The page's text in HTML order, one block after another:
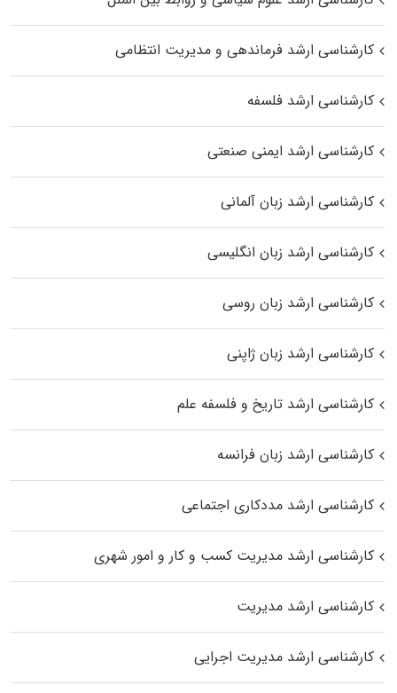
کارشناسی ارشد فرماندهی و مدیریت انتظامی
کارشناسی ارشد فلسفه
کارشناسی ارشد ایمنی صنعتی
کارشناسی ارشد زبان آلمانی
کارشناسی ارشد زبان انگلیسی
کارشناسی ارشد زبان روسی
کارشناسی ارشد زبان ژاپنی
کارشناسی ارشد تاریخ و فلسفه علم
کارشناسی ارشد زبان فرانسه
کارشناسی ارشد مددکاری اجتماعی
کارشناسی ارشد مدیریت کسب و کار و امور شهری
کارشناسی ارشد مدیریت
کارشناسی ارشد مدیریت اجرایی